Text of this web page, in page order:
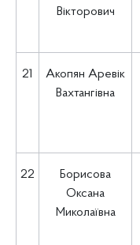
Вікторович
21
Акопян Аревік
Вахтангівна
22
Борисова
Оксана
Миколаївна